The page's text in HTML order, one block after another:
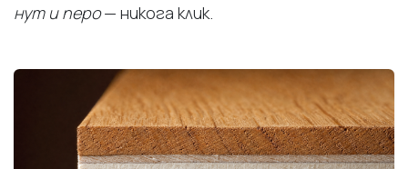
нут и перо— никога клик.